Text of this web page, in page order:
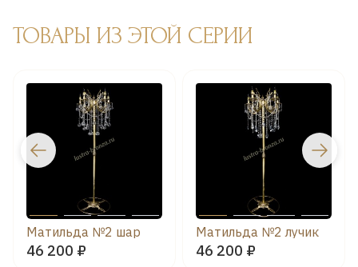
ТОВАРЫ ИЗ ЭТОЙ СЕРИИ
Матильда №2 шар
46 200 ₽
Матильда №2 лучик
46 200 ₽